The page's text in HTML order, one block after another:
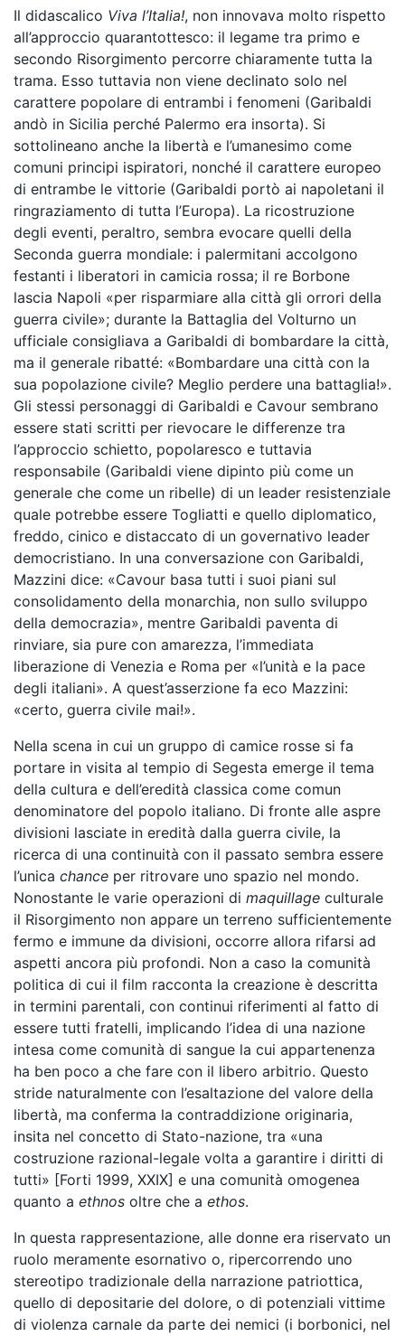
Il didascalico Viva l’Italia!, non innovava molto rispetto
all’approccio quarantottesco: il legame tra primo e
secondo Risorgimento percorre chiaramente tutta la
trama. Esso tuttavia non viene declinato solo nel
carattere popolare di entrambi i fenomeni (Garibaldi
andò in Sicilia perché Palermo era insorta). Si
sottolineano anche la libertà e l’umanesimo come
comuni principi ispiratori, nonché il carattere europeo
di entrambe le vittorie (Garibaldi portò ai napoletani il
ringraziamento di tutta l’Europa). La ricostruzione
degli eventi, peraltro, sembra evocare quelli della
Seconda guerra mondiale: i palermitani accolgono
festanti i liberatori in camicia rossa; il re Borbone
lascia Napoli «per risparmiare alla città gli orrori della
guerra civile»; durante la Battaglia del Volturno un
ufficiale consigliava a Garibaldi di bombardare la città,
ma il generale ribatté: «Bombardare una città con la
sua popolazione civile? Meglio perdere una battaglia!».
Gli stessi personaggi di Garibaldi e Cavour sembrano
essere stati scritti per rievocare le differenze tra
l’approccio schietto, popolaresco e tuttavia
responsabile (Garibaldi viene dipinto più come un
generale che come un ribelle) di un leader resistenziale
quale potrebbe essere Togliatti e quello diplomatico,
freddo, cinico e distaccato di un governativo leader
democristiano. In una conversazione con Garibaldi,
Mazzini dice: «Cavour basa tutti i suoi piani sul
consolidamento della monarchia, non sullo sviluppo
della democrazia», mentre Garibaldi paventa di
rinviare, sia pure con amarezza, l’immediata
liberazione di Venezia e Roma per «l’unità e la pace
degli italiani». A quest’asserzione fa eco Mazzini:
«certo, guerra civile mai!».
Nella scena in cui un gruppo di camice rosse si fa
portare in visita al tempio di Segesta emerge il tema
della cultura e dell’eredità classica come comun
denominatore del popolo italiano. Di fronte alle aspre
divisioni lasciate in eredità dalla guerra civile, la
ricerca di una continuità con il passato sembra essere
l’unica chance per ritrovare uno spazio nel mondo.
Nonostante le varie operazioni di maquillage culturale
il Risorgimento non appare un terreno sufficientemente
fermo e immune da divisioni, occorre allora rifarsi ad
aspetti ancora più profondi. Non a caso la comunità
politica di cui il film racconta la creazione è descritta
in termini parentali, con continui riferimenti al fatto di
essere tutti fratelli, implicando l’idea di una nazione
intesa come comunità di sangue la cui appartenenza
ha ben poco a che fare con il libero arbitrio. Questo
stride naturalmente con l’esaltazione del valore della
libertà, ma conferma la contraddizione originaria,
insita nel concetto di Stato-nazione, tra «una
costruzione razional-legale volta a garantire i diritti di
tutti» [Forti 1999, XXIX] e una comunità omogenea
quanto a ethnos oltre che a ethos.
In questa rappresentazione, alle donne era riservato un
ruolo meramente esornativo o, ripercorrendo uno
stereotipo tradizionale della narrazione patriottica,
quello di depositarie del dolore, o di potenziali vittime
di violenza carnale da parte dei nemici (i borbonici, nel